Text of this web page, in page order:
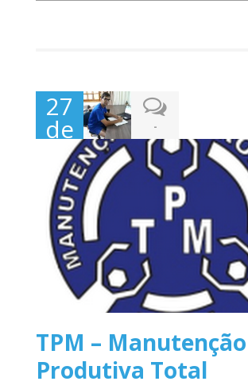
27
de
dezembro
de
2017
-
TPM – Manutenção
Produtiva Total